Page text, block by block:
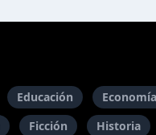
Educación
Ficción Historia